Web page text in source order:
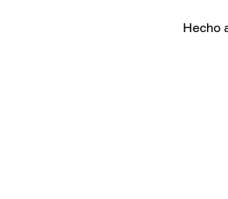
Hecho